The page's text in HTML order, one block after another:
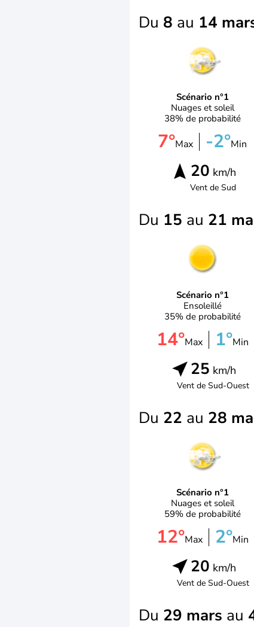
Du 8 au 14
Scénario n°1
Nuages et soleil
38% de probabilité
7°Max -2°Min
20 km/h
Vent deSud
Du 15 au 21
Scénario n°1
Ensoleillé
35% de probabilité
14°Max 1°Min
25 km/h
Vent deSud-Ouest
Du 22 au 28
Scénario n°1
Nuages et soleil
59% de probabilité
12°Max 2°Min
20 km/h
Vent deSud-Ouest
Du 29 mars au